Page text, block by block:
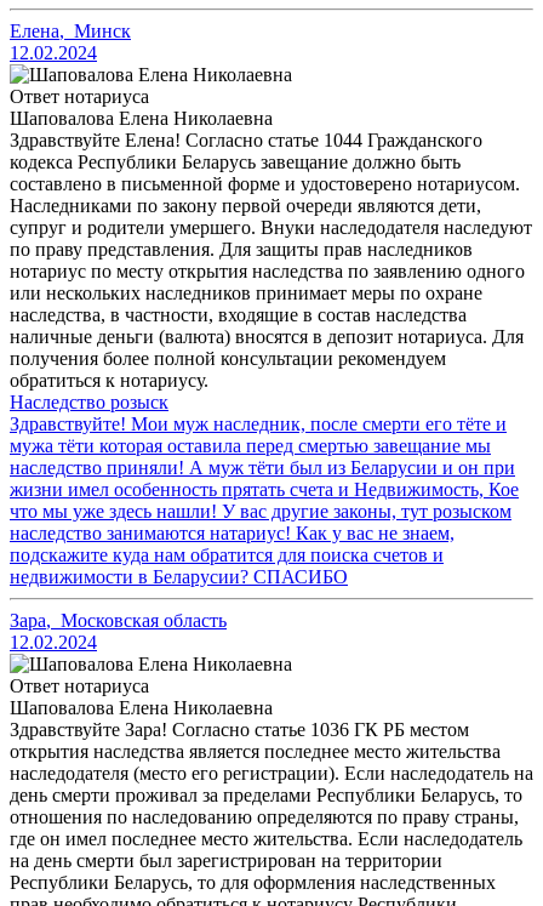
Елена, Минск
12.02.2024
Ответ нотариуса
Шаповалова Елена Николаевна
Здравствуйте Елена! Согласно статье 1044 Гражданского
кодекса Республики Беларусь завещание должно быть
составлено в письменной форме и удостоверено нотариусом.
Наследниками по закону первой очереди являются дети,
супруг и родители умершего. Внуки наследодателя наследуют
по праву представления. Для защиты прав наследников
нотариус по месту открытия наследства по заявлению одного
или нескольких наследников принимает меры по охране
наследства, в частности, входящие в состав наследства
наличные деньги (валюта) вносятся в депозит нотариуса. Для
получения более полной консультации рекомендуем
обратиться к нотариусу.
Наследство розыск
Здравствуйте! Мои муж наследник, после смерти его тёте и
мужа тёти которая оставила перед смертью завещание мы
наследство приняли! А муж тёти был из Беларусии и он при
жизни имел особенность прятать счета и Недвижимость, Кое
что мы уже здесь нашли! У вас другие законы, тут розыском
наследство занимаются натариус! Как у вас не знаем,
подскажите куда нам обратится для поиска счетов и
недвижимости в Беларусии? СПАСИБО
Зара, Московская область
12.02.2024
Ответ нотариуса
Шаповалова Елена Николаевна
Здравствуйте Зара! Согласно статье 1036 ГК РБ местом
открытия наследства является последнее место жительства
наследодателя (место его регистрации). Если наследодатель на
день смерти проживал за пределами Республики Беларусь, то
отношения по наследованию определяются по праву страны,
где он имел последнее место жительства. Если наследодатель
на день смерти был зарегистрирован на территории
Республики Беларусь, то для оформления наследственных